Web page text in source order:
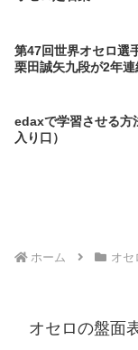
第47回世界オセロ選
栗田誠矢九段が2年連
edaxで学習させる方
入り口）
ホーム オセ
オセロの盤面